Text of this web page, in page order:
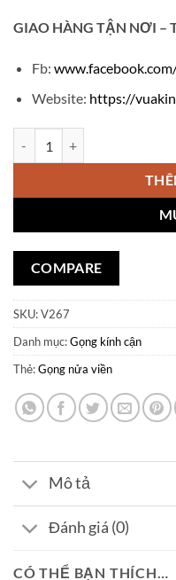
GIAO HÀNG TẬN NƠI –
Fb:
Website: https://
COMPARE
SKU:V267
Danh mục:Gọng kính cận
Thẻ:Gọng nửa viền
Mô tả
Đánh giá (0)
CÓ THỂ BẠN THÍCH…